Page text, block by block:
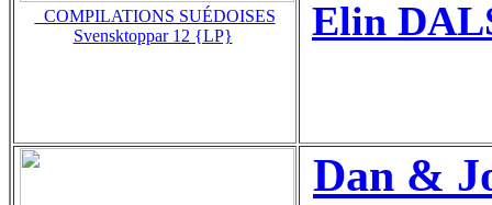
_COMPILATIONS SUÉDOISES
Svensktoppar 12 {LP}
Elin
Dan &